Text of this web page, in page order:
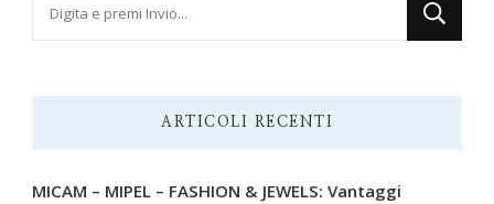
ARTICOLI RECENTI
MICAM – MIPEL – FASHION & JEWELS: Vantaggi